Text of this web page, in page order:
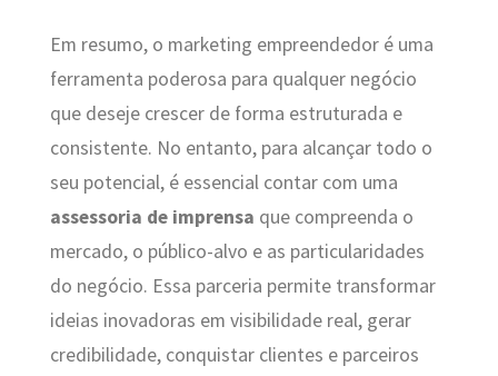
Em resumo, o marketing empreendedor é uma
ferramenta poderosa para qualquer negócio
que deseje crescer de forma estruturada e
consistente. No entanto, para alcançar todo o
seu potencial, é essencial contar com uma
assessoria de imprensa que compreenda o
mercado, o público-alvo e as particularidades
do negócio. Essa parceria permite transformar
ideias inovadoras em visibilidade real, gerar
credibilidade, conquistar clientes e parceiros